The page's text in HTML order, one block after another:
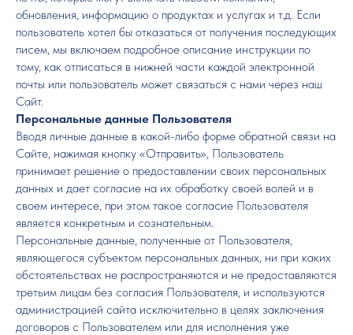
обновления, информацию о продуктах и услугах и т.д. Если
пользователь хотел бы отказаться от получения последующих
писем, мы включаем подробное описание инструкции по
тому, как отписаться в нижней части каждой электронной
почты или пользователь может связаться с нами через наш
Сайт.
Персональные данные Пользователя
Вводя личные данные в какой-либо форме обратной связи на
Сайте, нажимая кнопку «Отправить», Пользователь
принимает решение о предоставлении своих персональных
данных и дает согласие на их обработку своей волей и в
своем интересе, при этом такое согласие Пользователя
является конкретным и сознательным.
Персональные данные, полученные от Пользователя,
являющегося субъектом персональных данных, ни при каких
обстоятельствах не распространяются и не предоставляются
третьим лицам без согласия Пользователя, и используются
администрацией сайта исключительно в целях заключения
договоров с Пользователем или для исполнения уже